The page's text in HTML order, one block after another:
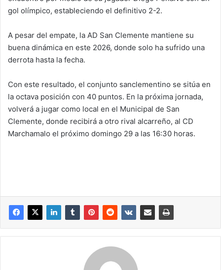
gol olímpico, estableciendo el definitivo 2-2.
A pesar del empate, la AD San Clemente mantiene su
buena dinámica en este 2026, donde solo ha sufrido una
derrota hasta la fecha.
Con este resultado, el conjunto sanclementino se sitúa en
la octava posición con 40 puntos. En la próxima jornada,
volverá a jugar como local en el Municipal de San
Clemente, donde recibirá a otro rival alcarreño, al CD
Marchamalo el próximo domingo 29 a las 16:30 horas.